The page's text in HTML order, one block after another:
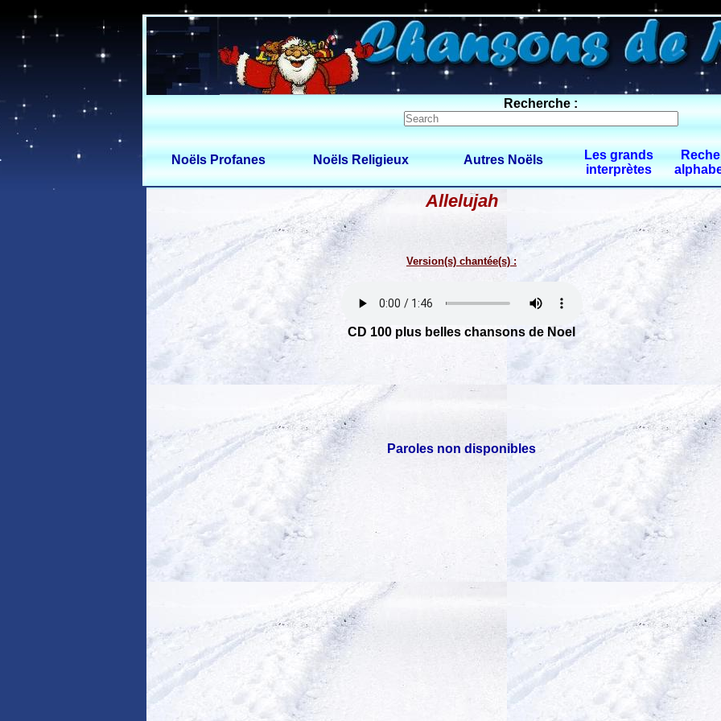
0 $limitbot 1 $limittot 2
Recherche :
Noëls Profanes Noëls Religieux Autres Noëls
Les grands
interprètes
Allelujah
Version(s) chantée(s) :
CD 100 plus belles chansons de Noel
Paroles non disponibles